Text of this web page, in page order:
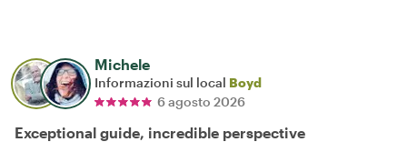
Michele
Informazioni sul local Boyd
6 agosto 2026
Exceptional guide, incredible perspective